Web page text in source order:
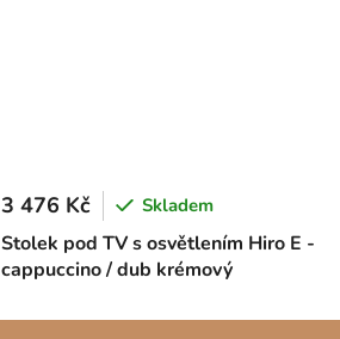
Stolek pod TV s osvětlením Hiro E -
cappuccino / dub krémový
3 476 Kč Skladem